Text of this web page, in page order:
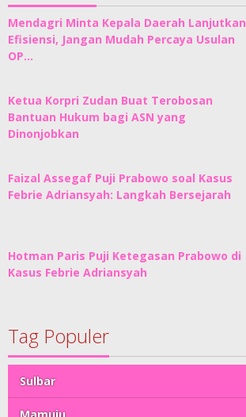
Mendagri Minta Kepala Daerah Lanjutkan
Efisiensi, Jangan Mudah Percaya Usulan
OP…
Ketua Korpri Zudan Buat Terobosan
Bantuan Hukum bagi ASN yang
Dinonjobkan
Faizal Assegaf Puji Prabowo soal Kasus
Febrie Adriansyah: Langkah Bersejarah
Hotman Paris Puji Ketegasan Prabowo di
Kasus Febrie Adriansyah
Tag Populer
Sulbar